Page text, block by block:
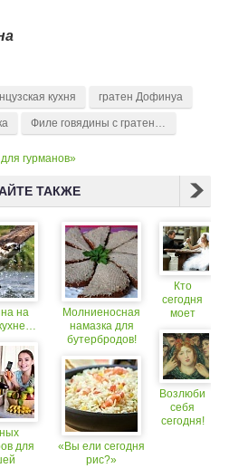
кухня гратен Дофинуа
Филе говядины с гратеном Дофинуа с соусом из красного вина
гурманов»
ТАКЖЕ
на
для
Молниеносная
намазка для
бутербродов!
любимой!
«Вы ели сегодня
рис?»
Кто
сегодня
моет
Возлюби
себя
сегодня!